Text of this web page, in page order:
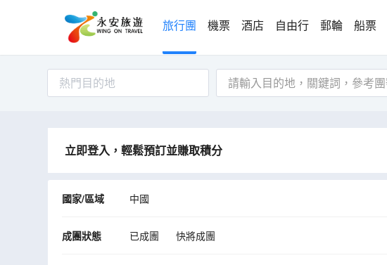
旅行團 機票 酒店 自由行 郵輪 船票
熱門目的地
立即登入，輕鬆預訂並賺取積分
國家/區域 中國
成團狀態 已成團 快將成團